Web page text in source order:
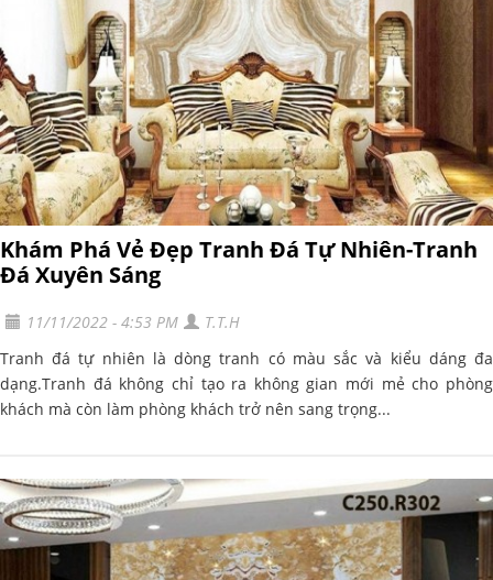
Khám Phá Vẻ Đẹp Tranh Đá Tự Nhiên-Tranh
Đá Xuyên Sáng
11/11/2022 - 4:53 PM
T.T.H
Tranh đá tự nhiên là dòng tranh có màu sắc và kiểu dáng đa
dạng.Tranh đá không chỉ tạo ra không gian mới mẻ cho phòng
khách mà còn làm phòng khách trở nên sang trọng...